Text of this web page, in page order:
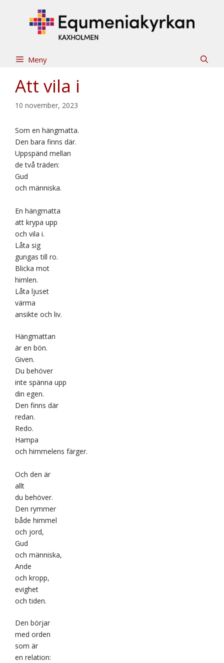
Meny
Att vila i
10 november, 2023
Som en hängmatta.
Den bara finns där.
Uppspänd mellan
de två träden:
Gud
och människa.
En hängmatta
att krypa upp
och vila i.
Låta sig
gungas till ro.
Blicka mot
himlen.
Låta ljuset
värma
ansikte och liv.
Hängmattan
är en bön.
Given.
Du behöver
inte spänna upp
din egen.
Den finns där
redan.
Redo.
Hampa
och himmelens färger.
Och den är
allt
du behöver.
Den rymmer
både himmel
och jord,
Gud
och människa,
Ande
och kropp,
evighet
och tiden.
Den börjar
med orden
som är
en relation: